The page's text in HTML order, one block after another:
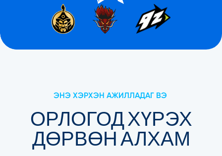
ЭНЭ ХЭРХЭН АЖИЛЛАДАГ ВЭ
ОРЛОГОД ХҮРЭХ
ДӨРВӨН АЛХАМ